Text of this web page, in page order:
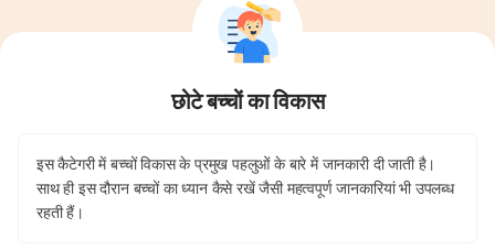
छोटे बच्चों का विकास
इस कैटेगरी में बच्चों विकास के प्रमुख पहलुओं के बारे में जानकारी दी जाती है।
साथ ही इस दौरान बच्चों का ध्यान कैसे रखें जैसी महत्वपूर्ण जानकारियां भी उपलब्ध
रहती हैं।